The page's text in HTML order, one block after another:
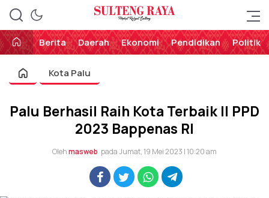
Sulteng Raya
Perekat Rakyat Sulteng
Berita
Daerah Ekonomi Pendidikan Politik
Kota Palu
Palu Berhasil Raih Kota Terbaik II PPD
2023 Bappenas RI
Olehmasweb pada Jumat, 19 Mei 2023 | 10:20 am